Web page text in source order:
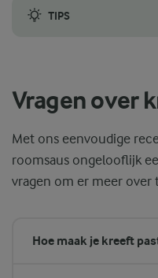
TIPS
Vragen over
Met ons eenvoudige
roomsaus ongelooflijk
vragen om er meer over
Hoe maak je kreeft